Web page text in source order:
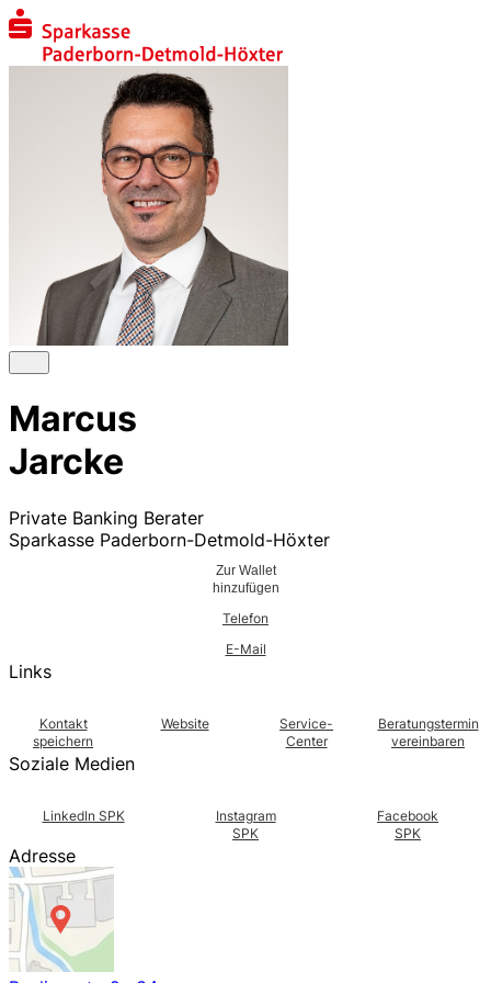
Marcus
Jarcke
Private Banking Berater
Sparkasse Paderborn-Detmold-Höxter
Zur Wallet
hinzufügen
Telefon
E-Mail
Links
Kontakt
speichern
Website
Service-
Center
Beratungstermin
vereinbaren
Soziale Medien
LinkedIn SPK
Instagram
SPK
Facebook
SPK
Adresse